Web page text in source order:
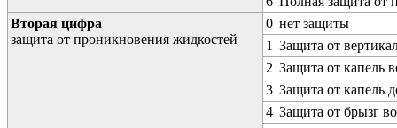
Вторая цифра
защита от проникновения жидкостей
0 нет защиты
1 Защита от
2 Защита от капель
3 Защита от капель
4 Защита от брызг